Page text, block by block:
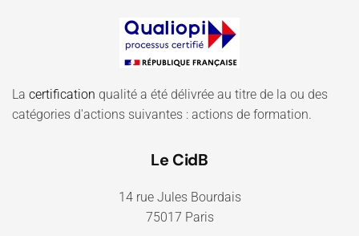
La certification qualité a été délivrée au titre de la ou des
catégories d'actions suivantes : actions de formation.
Le CidB
14 rue Jules Bourdais
75017 Paris